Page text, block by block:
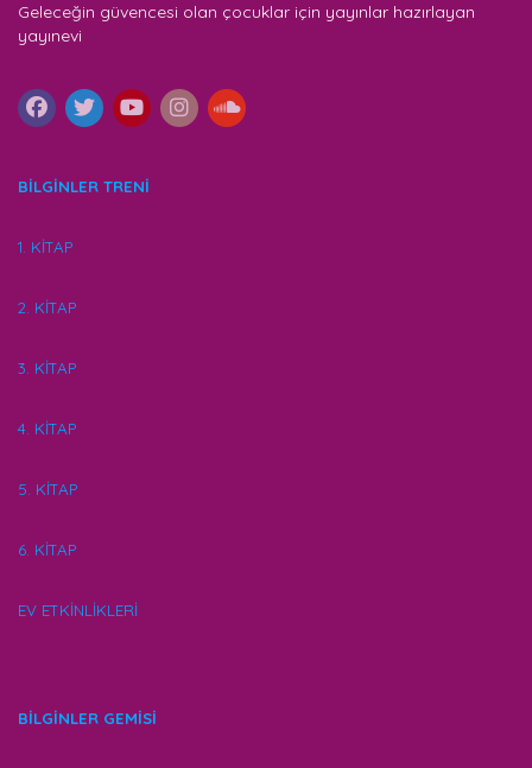
Geleceğin güvencesi olan çocuklar için yayınlar hazırlayan
yayınevi
BİLGİNLER TRENİ
1. KİTAP
2. KİTAP
3. KİTAP
4. KİTAP
5. KİTAP
6. KİTAP
EV ETKİNLİKLERİ
BİLGİNLER GEMİSİ